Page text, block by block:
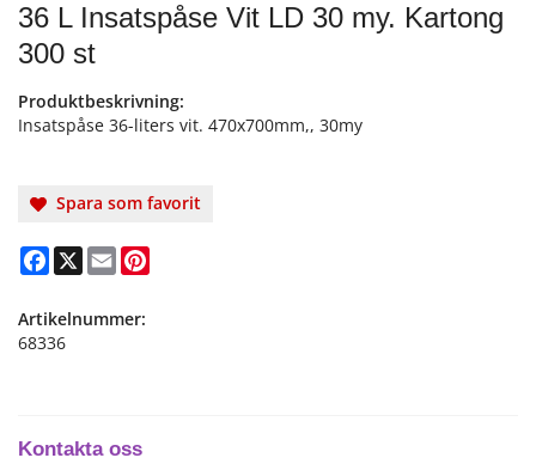
36 L Insatspåse Vit LD 30 my. Kartong
300 st
Produktbeskrivning:
Insatspåse 36-liters vit. 470x700mm,, 30my
Spara som favorit
Facebook
X Email
Artikelnummer:
68336
Kontakta oss